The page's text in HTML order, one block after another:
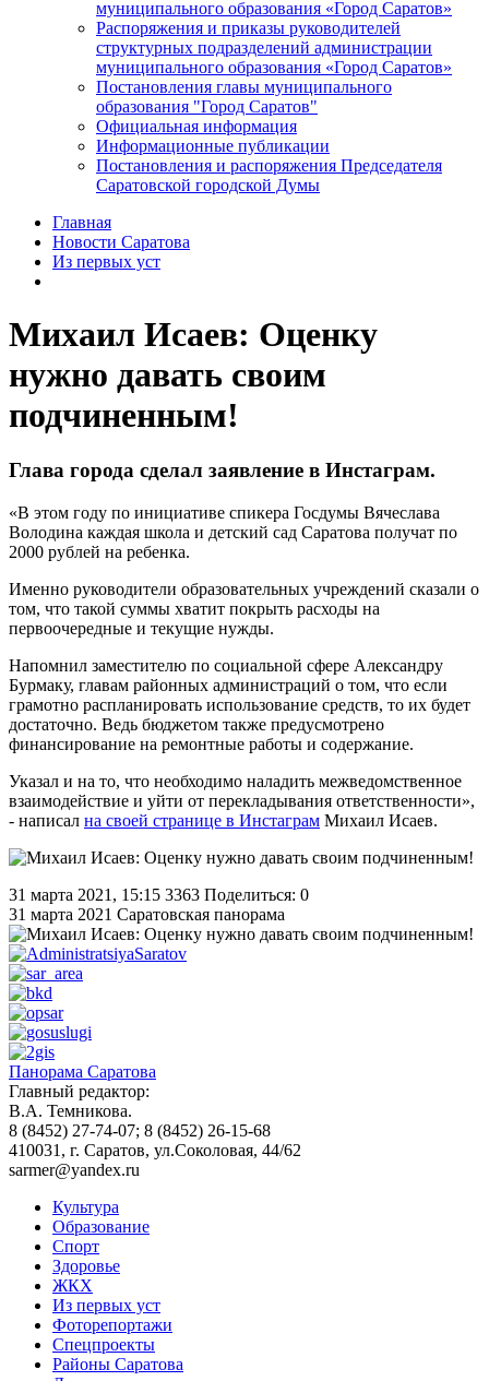
муниципального образования «Город Саратов»
Распоряжения и приказы руководителей
структурных подразделений администрации
муниципального образования «Город Саратов»
Постановления главы муниципального
образования "Город Саратов"
Официальная информация
Информационные публикации
Постановления и распоряжения Председателя
Саратовской городской Думы
Главная
Новости Саратова
Из пеpвых уст
Михаил Исаев: Оценку
нужно давать своим
подчиненным!
Глава города сделал заявление в Инстаграм.
«В этом году по инициативе спикера Госдумы Вячеслава
Володина каждая школа и детский сад Саратова получат по
2000 рублей на ребенка.
Именно руководители образовательных учреждений сказали о
том, что такой суммы хватит покрыть расходы на
первоочередные и текущие нужды.
Напомнил заместителю по социальной сфере Александру
Бурмаку, главам районных администраций о том, что если
грамотно распланировать использование средств, то их будет
достаточно. Ведь бюджетом также предусмотрено
финансирование на ремонтные работы и содержание.
Указал и на то, что необходимо наладить межведомственное
взаимодействие и уйти от перекладывания ответственности»,
- написал на своей странице в Инстаграм Михаил Исаев.
31 марта 2021, 15:15 3363 Поделиться: 0
31 марта 2021 Саратовская панорама
Панорама Саратова
Главный редактор:
В.А. Темникова.
8 (8452) 27-74-07; 8 (8452) 26-15-68
410031, г. Саратов, ул.Соколовая, 44/62
sarmer@yandex.ru
Культура
Образование
Спорт
Здоровье
ЖКХ
Из пеpвых уст
Фоторепортажи
Спецпроекты
Районы Саратова